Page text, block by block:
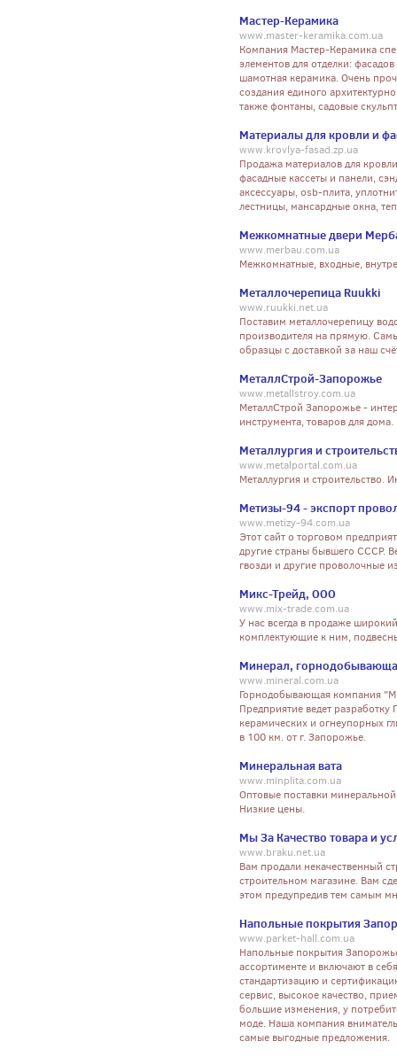
Мастер-Керамика
www.master-keramika.com.ua
Компания Мастер-Керамика
элементов для отделки:
шамотная керамика. Очень
создания единого
также фонтаны, садовые
Материалы для кровли и
www.krovlya-fasad.zp.ua
Продажа материалов для
фасадные кассеты и панели,
аксессуары, osb-плита,
лестницы, мансардные окна,
Межкомнатные двери
www.merbau.com.ua
Межкомнатные, входные,
Металлочерепица Ruukki
www.ruukki.net.ua
Поставим металлочерепицу
производителя на прямую.
образцы с доставкой за наш
МеталлСтрой-Запорожье
www.metallstroy.com.ua
МеталлСтрой Запорожье -
инструмента, товаров для дома.
Металлургия и
www.metalportal.com.ua
Металлургия и
Метизы-94 - экспорт
www.metizy-94.com.ua
Этот сайт о торговом
другие страны бывшего СССР.
гвозди и другие проволочные
Микс-Трейд, ООО
www.mix-trade.com.ua
У нас всегда в продаже
комплектующие к ним,
Минерал,
www.mineral.com.ua
Горнодобывающая компания
Предприятие ведет
керамических и огнеупорных
в 100 км. от г. Запорожье.
Минеральная вата
www.minplita.com.ua
Оптовые поставки
Низкие цены.
Мы За Качество товара и
www.braku.net.ua
Вам продали некачественный
строительном магазине. Вам
этом предупредив тем самым
Напольные покрытия
www.parket-hall.com.ua
Напольные покрытия
ассортименте и включают в
стандартизацию и
сервис, высокое качество,
большие изменения, у
моде. Наша компания
самые выгодные предложения.